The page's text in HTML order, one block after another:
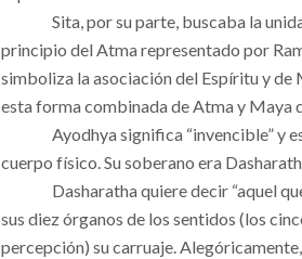
Sita, por su parte, buscaba la
principio del Atma representado por
simboliza la asociación del Espíritu y de
esta forma combinada de Atma y Maya
Ayodhya significa “invencible” y
cuerpo físico. Su soberano era
Dasharatha quiere decir “aquel
sus diez órganos de los sentidos (los
percepción) su carruaje.